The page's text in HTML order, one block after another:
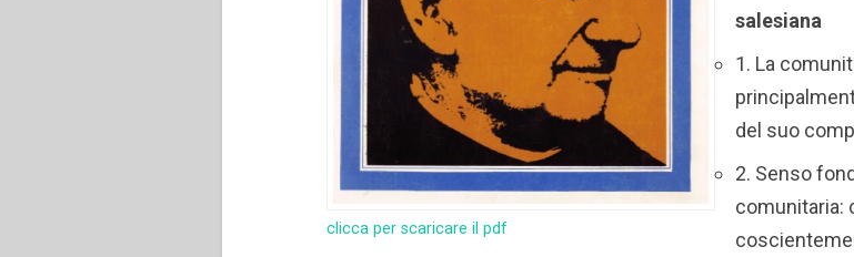
clicca per scaricare il pdf
salesiana
1. La
del suo
2. Senso
comunitaria: